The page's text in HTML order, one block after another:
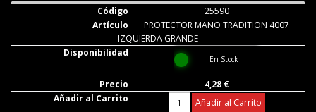
25590
PROTECTOR MANO TRADITION 4007
IZQUIERDA GRANDE
En Stock
4,28 €
Añadir al Carrito